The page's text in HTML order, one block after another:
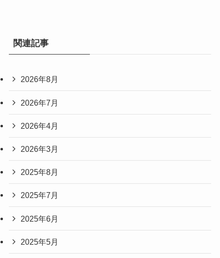
関連記事
2026年8月
2026年7月
2026年4月
2026年3月
2025年8月
2025年7月
2025年6月
2025年5月